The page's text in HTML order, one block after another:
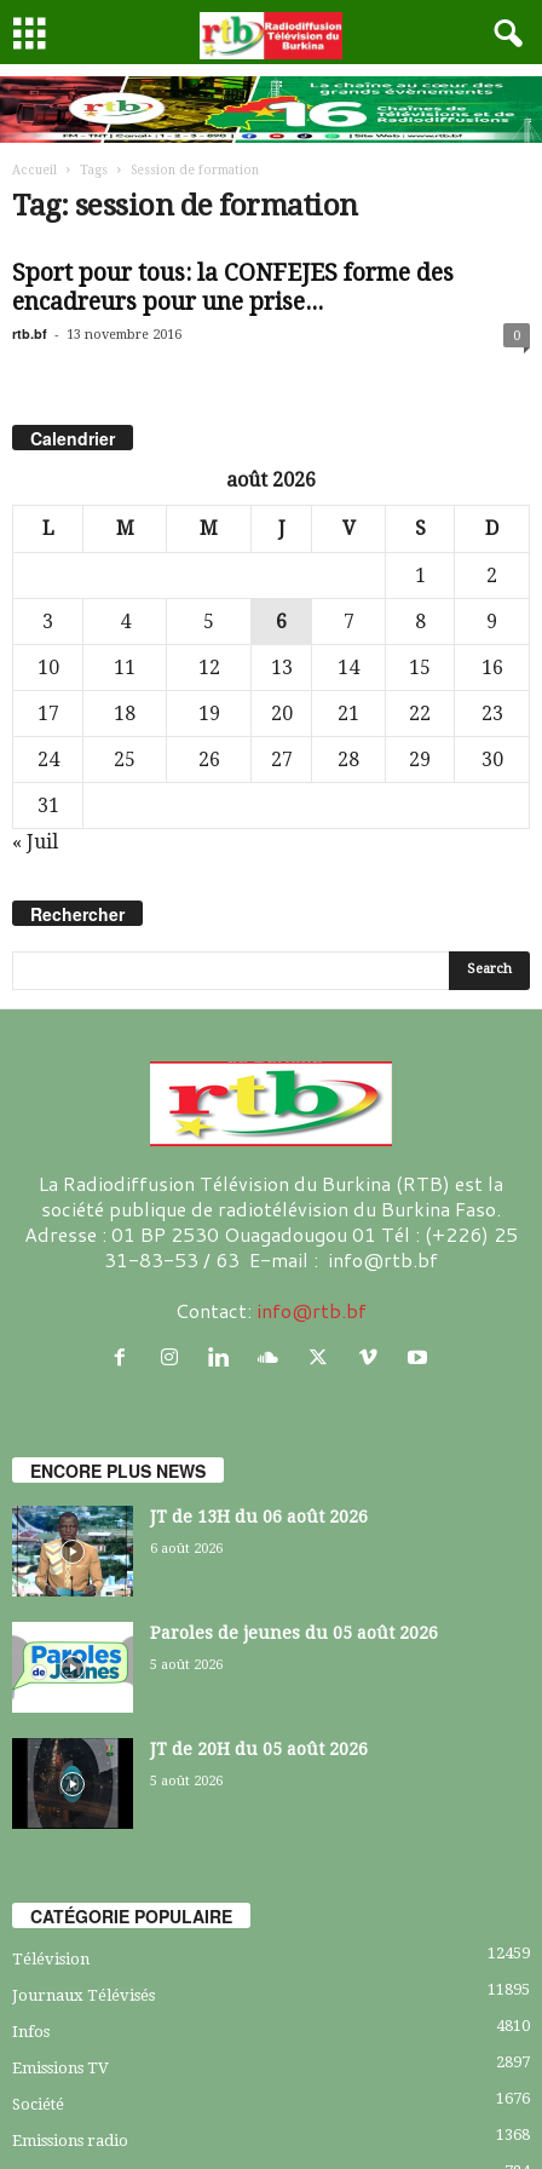
Accueil Tags Session de formation
Tag: session de formation
Sport pour tous: la CONFEJES forme des
encadreurs pour une prise...
rtb.bf - 13 novembre 2016 0
Calendrier
août 2026
L M M J V S D
1
2
3
4 5 6 7 8
9
10
11 12 13 14 15
16
17
18 19 20 21 22
23
24
25 26 27 28 29
30
31
« Juil
Rechercher
La Radiodiffusion Télévision du Burkina (RTB) est la
société publique de radiotélévision du Burkina Faso.
Adresse : 01 BP 2530 Ouagadougou 01 Tél : (+226) 25
31-83-53 / 63 E-mail : info@rtb.bf
Contact: info@rtb.bf
ENCORE PLUS NEWS
JT de 13H du 06 août 2026
6 août 2026
Paroles de jeunes du 05 août 2026
5 août 2026
JT de 20H du 05 août 2026
5 août 2026
CATÉGORIE POPULAIRE
Télévision 12459
Journaux Télévisés 11895
Infos 4810
Emissions TV 2897
Société 1676
Emissions radio 1368